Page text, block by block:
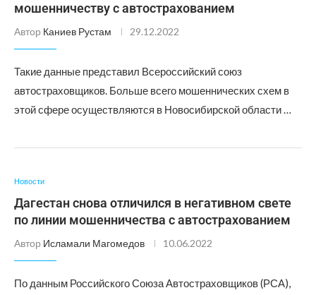
мошенничеству с автострахованием
Автор Каниев Рустам 29.12.2022
Такие данные представил Всероссийский союз
автостраховщиков. Больше всего мошеннических схем в
этой сфере осуществляются в Новосибирской области …
Новости
Дагестан снова отличился в негативном свете
по линии мошенничества с автострахованием
Автор Исламали Магомедов 10.06.2022
По данным Российского Союза Автостраховщиков (РСА),